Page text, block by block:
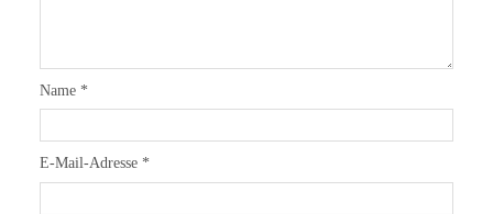
Name *
E-Mail-Adresse *